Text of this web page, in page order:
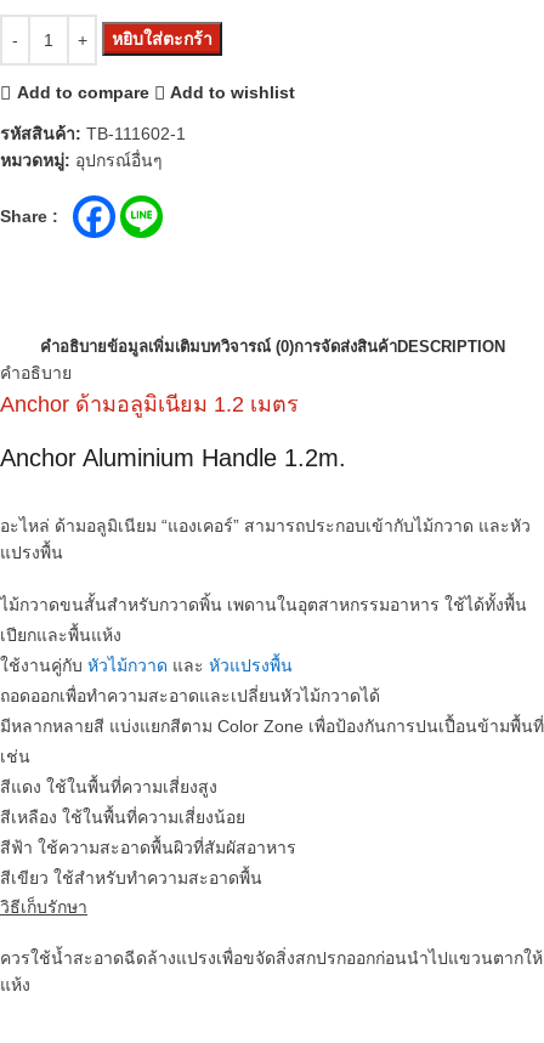
หยิบใส่ตะกร้า
Add to compare Add to wishlist
รหัสสินค้า: TB-111602-1
หมวดหมู่: อุปกรณ์อื่นๆ
Share :
คำอธิบายข้อมูลเพิ่มเติมบทวิจารณ์ (0)การจัดส่งสินค้าDESCRIPTION
คำอธิบาย
Anchor ด้ามอลูมิเนียม 1.2 เมตร
Anchor Aluminium Handle 1.2m.
อะไหล่ ด้ามอลูมิเนียม “แองเคอร์” สามารถประกอบเข้ากับไม้กวาด และหัว
แปรงพื้น
ไม้กวาดขนสั้นสำหรับกวาดพิ้น เพดานในอุตสาหกรรมอาหาร ใช้ได้ทั้งพื้น
เปียกและพื้นแห้ง
ใช้งานคู่กับ หัวไม้กวาด และ หัวแปรงพื้น
ถอดออกเพื่อทำความสะอาดและเปลี่ยนหัวไม้กวาดได้
มีหลากหลายสี แบ่งแยกสีตาม Color Zone เพื่อป้องกันการปนเปื้อนข้ามพื้นที่
เช่น
สีแดง ใช้ในพื้นที่ความเสี่ยงสูง
สีเหลือง ใช้ในพื้นที่ความเสี่ยงน้อย
สีฟ้า ใช้ความสะอาดพื้นผิวที่สัมผัสอาหาร
สีเขียว ใช้สำหรับทำความสะอาดพื้น
วิธีเก็บรักษา
ควรใช้น้ำสะอาดฉีดล้างแปรงเพื่อขจัดสิ่งสกปรกออกก่อนนำไปแขวนตากให้
แห้ง